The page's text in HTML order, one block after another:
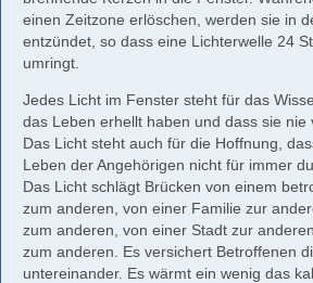
einen Zeitzone erlöschen, werden sie in
entzündet, so dass eine Lichterwelle 24
umringt.
Jedes Licht im Fenster steht für das
das Leben erhellt haben und dass sie nie
Das Licht steht auch für die Hoffnung,
Leben der Angehörigen nicht für immer
Das Licht schlägt Brücken von einem
zum anderen, von einer Familie zur
zum anderen, von einer Stadt zur
zum anderen. Es versichert Betroffenen
untereinander. Es wärmt ein wenig das